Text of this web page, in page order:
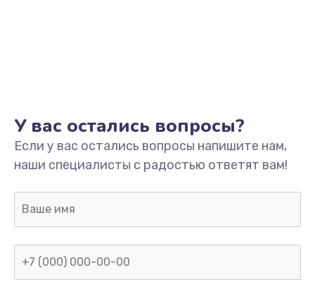
Переполнен абсорбер
300 руб.
Заказать
Не видит бумагу
550 руб.
У вас остались вопросы?
Если у вас остались вопросы напишите нам,
наши специалисты с радостью ответят вам!